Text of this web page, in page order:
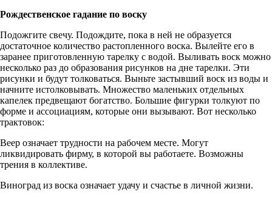
Рождественское гадание по воску
Подожгите свечу. Подождите, пока в ней не образуется
достаточное количество растопленного воска. Вылейте его в
заранее приготовленную тарелку с водой. Выливать воск можно
несколько раз до образования рисунков на дне тарелки. Эти
рисунки и будут толковаться. Выньте застывший воск из воды и
начните истолковывать. Множество маленьких отдельных
капелек предвещают богатство. Большие фигурки толкуют по
форме и ассоциациям, которые они вызывают. Вот несколько
трактовок:
Веер означает трудности на рабочем месте. Могут
ликвидировать фирму, в которой вы работаете. Возможны
трения в коллективе.
Виноград из воска означает удачу и счастье в личной жизни.